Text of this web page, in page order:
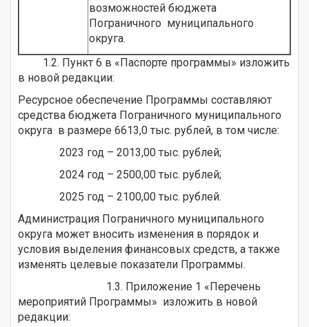
возможностей бюджета
Пограничного муниципального
округа.
1.2. Пункт 6 в «Паспорте программы» изложить
в новой редакции:
Ресурсное обеспечение Программы составляют
средства бюджета Пограничного муниципального
округа в размере 6613,0 тыс. рублей, в том числе:
2023 год – 2013,00 тыс. рублей;
2024 год – 2500,00 тыс. рублей;
2025 год – 2100,00 тыс. рублей.
Администрация Пограничного муниципального
округа может вносить изменения в порядок и
условия выделения финансовых средств, а также
изменять целевые показатели Программы.
1.3. Приложение 1 «Перечень
мероприятий Программы» изложить в новой
редакции: